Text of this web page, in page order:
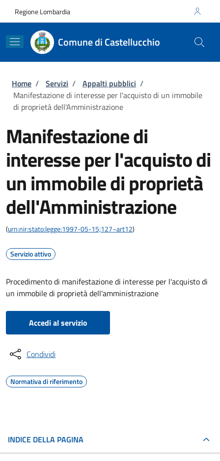
Regione Lombardia
Comune di Castellucchio
Briciole di pane
Home / Servizi / Appalti pubblici /
Manifestazione di interesse per l'acquisto di un immobile
di proprietà dell'Amministrazione
Manifestazione di
interesse per l'acquisto di
un immobile di proprietà
dell'Amministrazione
(urn:nir:stato:legge:1997-05-15;127~art12)
Servizio attivo
Procedimento di manifestazione di interesse per l'acquisto di
un immobile di proprietà dell'amministrazione
Accedi al servizio
Condividi
Normativa di riferimento
INDICE DELLA PAGINA